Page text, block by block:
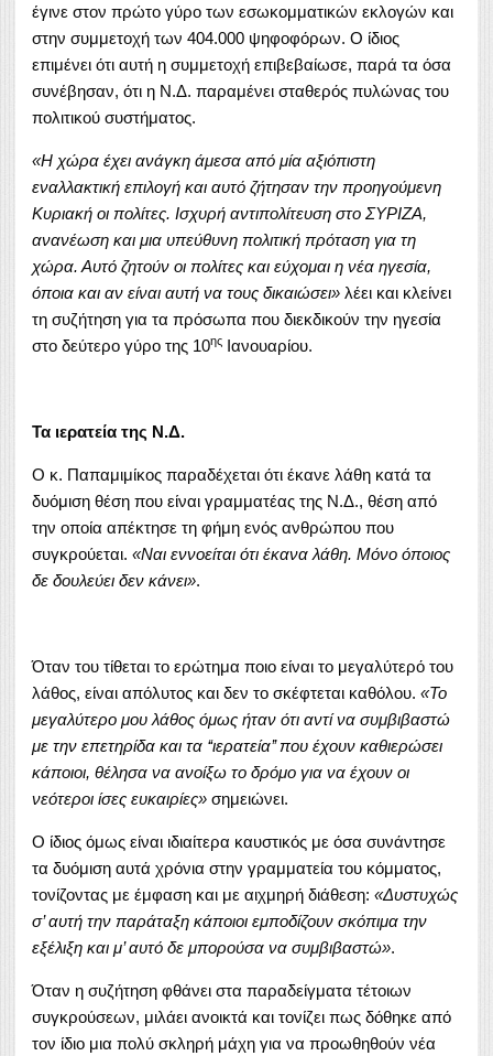
έγινε στον πρώτο γύρο των εσωκομματικών εκλογών και
στην συμμετοχή των 404.000 ψηφοφόρων. Ο ίδιος
επιμένει ότι αυτή η συμμετοχή επιβεβαίωσε, παρά τα όσα
συνέβησαν, ότι η Ν.Δ. παραμένει σταθερός πυλώνας του
πολιτικού συστήματος.
«Η χώρα έχει ανάγκη άμεσα από μία αξιόπιστη
εναλλακτική επιλογή και αυτό ζήτησαν την προηγούμενη
Κυριακή οι πολίτες. Ισχυρή αντιπολίτευση στο ΣΥΡΙΖΑ,
ανανέωση και μια υπεύθυνη πολιτική πρόταση για τη
χώρα. Αυτό ζητούν οι πολίτες και εύχομαι η νέα ηγεσία,
όποια και αν είναι αυτή να τους δικαιώσει» λέει και κλείνει
τη συζήτηση για τα πρόσωπα που διεκδικούν την ηγεσία
στο δεύτερο γύρο της 10ης Ιανουαρίου.
Τα ιερατεία της Ν.Δ.
Ο κ. Παπαμιμίκος παραδέχεται ότι έκανε λάθη κατά τα
δυόμιση θέση που είναι γραμματέας της Ν.Δ., θέση από
την οποία απέκτησε τη φήμη ενός ανθρώπου που
συγκρούεται. «Ναι εννοείται ότι έκανα λάθη. Μόνο όποιος
δε δουλεύει δεν κάνει».
Όταν του τίθεται το ερώτημα ποιο είναι το μεγαλύτερό του
λάθος, είναι απόλυτος και δεν το σκέφτεται καθόλου. «Το
μεγαλύτερο μου λάθος όμως ήταν ότι αντί να συμβιβαστώ
με την επετηρίδα και τα ‘‘ιερατεία’’ που έχουν καθιερώσει
κάποιοι, θέλησα να ανοίξω το δρόμο για να έχουν οι
νεότεροι ίσες ευκαιρίες» σημειώνει.
Ο ίδιος όμως είναι ιδιαίτερα καυστικός με όσα συνάντησε
τα δυόμιση αυτά χρόνια στην γραμματεία του κόμματος,
τονίζοντας με έμφαση και με αιχμηρή διάθεση: «Δυστυχώς
σ’ αυτή την παράταξη κάποιοι εμποδίζουν σκόπιμα την
εξέλιξη και μ’ αυτό δε μπορούσα να συμβιβαστώ».
Όταν η συζήτηση φθάνει στα παραδείγματα τέτοιων
συγκρούσεων, μιλάει ανοικτά και τονίζει πως δόθηκε από
τον ίδιο μια πολύ σκληρή μάχη για να προωθηθούν νέα